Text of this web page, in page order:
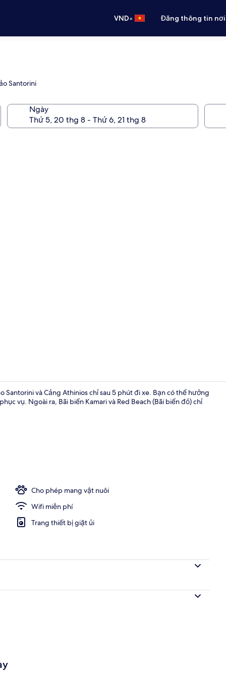
VND• Đăng thông tin
Santorini
Ngày
Studio
và Cảng Athinios chỉ sau 5 phút đi xe. Bạn có thể hưởng
vụ. Ngoài ra, Bãi biển Kamari và Red Beach (Bãi biển đỏ) chỉ
Cho phép mang vật nuôi
Wifi miễn phí
Trang thiết bị giặt ủi